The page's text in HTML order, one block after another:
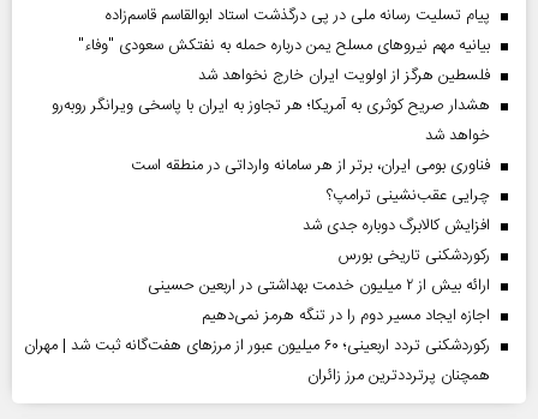
پیام تسلیت رسانه ملی در پی درگذشت استاد ابوالقاسم قاسم‌زاده
بیانیه مهم نیروهای مسلح یمن درباره حمله به نفتکش سعودی "وفاء"
فلسطین هرگز از اولویت ایران خارج نخواهد شد
هشدار صریح کوثری به آمریکا؛ هر تجاوز به ایران با پاسخی ویرانگر روبه‌رو
خواهد شد
فناوری بومی ایران، برتر از هر سامانه وارداتی در منطقه است
چرایی عقب‌نشینی ترامپ؟
افزایش کالابرگ دوباره جدی شد
رکوردشکنی تاریخی بورس
ارائه بیش از ۲ میلیون خدمت بهداشتی در اربعین حسینی
اجازه ایجاد مسیر دوم را در تنگه هرمز نمی‌دهیم
رکوردشکنی تردد اربعینی؛ ۶۰ میلیون عبور از مرزهای هفت‌گانه ثبت شد | مهران
همچنان پرترددترین مرز زائران